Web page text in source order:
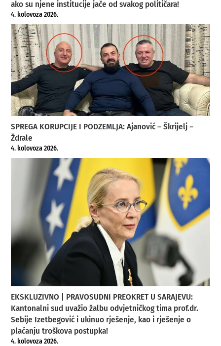
ako su njene institucije jače od svakog političara!
4. kolovoza 2026.
SPREGA KORUPCIJE I PODZEMLJA: Ajanović – Škrijelj –
Ždrale
4. kolovoza 2026.
EKSKLUZIVNO | PRAVOSUDNI PREOKRET U SARAJEVU:
Kantonalni sud uvažio žalbu odvjetničkog tima prof.dr.
Sebije Izetbegović i ukinuo rješenje, kao i rješenje o
plaćanju troškova postupka!
4. kolovoza 2026.